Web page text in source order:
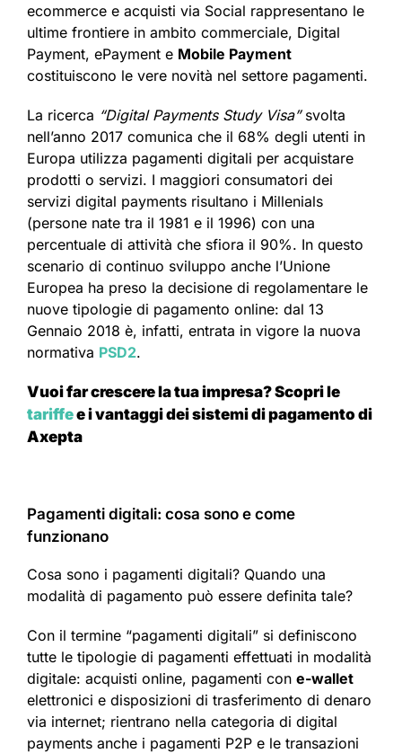
ecommerce e acquisti via Social rappresentano le
ultime frontiere in ambito commerciale, Digital
Payment, ePayment e Mobile Payment
costituiscono le vere novità nel settore pagamenti.
La ricerca “Digital Payments Study Visa”svolta
nell’anno 2017 comunica che il 68% degli utenti in
Europa utilizza pagamenti digitali per acquistare
prodotti o servizi. I maggiori consumatori dei
servizi digital payments risultano i Millenials
(persone nate tra il 1981 e il 1996) con una
percentuale di attività che sfiora il 90%. In questo
scenario di continuo sviluppo anche l’Unione
Europea ha preso la decisione di regolamentare le
nuove tipologie di pagamento online: dal 13
Gennaio 2018 è, infatti, entrata in vigore la nuova
normativa PSD2.
Vuoi far crescere la tua impresa?Scopri le
tariffee i vantaggi dei sistemi di pagamento di
Axepta
Pagamenti digitali: cosa sono e come
funzionano
Cosa sono i pagamenti digitali? Quando una
modalità di pagamento può essere definita tale?
Con il termine “pagamenti digitali” si definiscono
tutte le tipologie di pagamenti effettuati in modalità
digitale: acquisti online, pagamenti con e-wallet
elettronici e disposizioni di trasferimento di denaro
via internet; rientrano nella categoria di digital
payments anche i pagamenti P2P e le transazioni